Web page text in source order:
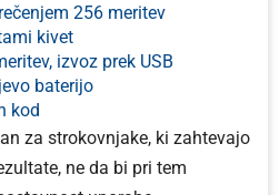
256 meritev
kivet
izvoz prek USB
baterijo
kod
za strokovnjake, ki zahtevajo
ne da bi pri tem